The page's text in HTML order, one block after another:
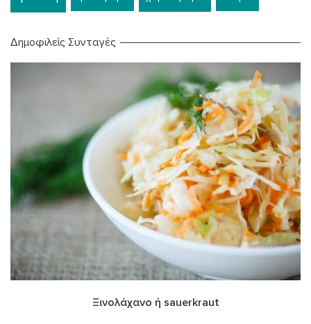
Δημοφιλείς Συνταγές
Ξινολάχανο ή sauerkraut